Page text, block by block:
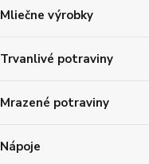
Mliečne výrobky
Trvanlivé potraviny
Mrazené potraviny
Nápoje